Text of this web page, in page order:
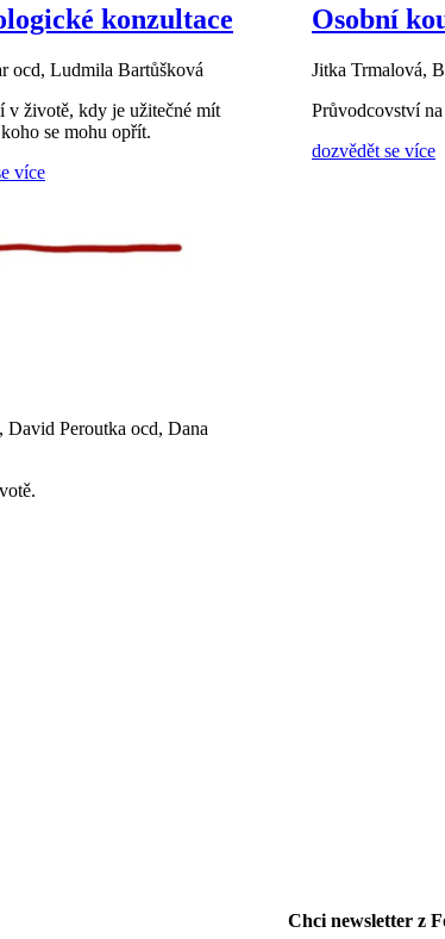
David Peroutka ocd, Dana
konzultace
ocd, Ludmila Bartůšková
v životě, kdy je užitečné mít
se mohu opřít.
více
Osobní
Jitka Trmalová,
Průvodcovství
dozvědět se více
Chci newsletter z